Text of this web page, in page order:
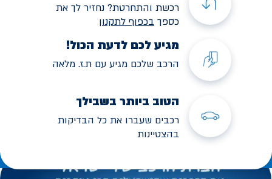
רכשת והתחרטת? נחזיר לך את
כספך בכפוף לתקנון
מגיע לכם לדעת הכול!
הרכב שלכם מגיע עם ת.ז. מלאה
הטוב ביותר בשבילך
רכבים שעברו את כל הבדיקות
בהצטיינות